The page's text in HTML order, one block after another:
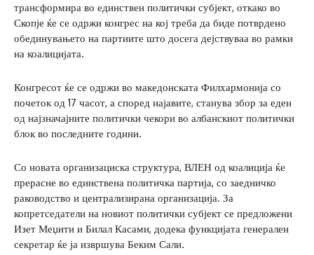
трансформира во единствен политички субјект, откако во
Скопје ќе се одржи конгрес на кој треба да биде потврдено
обединувањето на партиите што досега дејствуваа во рамки
на коалицијата.
Конгресот ќе се одржи во македонската Филхармонија со
почеток од 17 часот, а според најавите, станува збор за еден
од најзначајните политички чекори во албанскиот политички
блок во последните години.
Со новата организациска структура, ВЛЕН од коалиција ќе
прерасне во единствена политичка партија, со заедничко
раководство и централизирана организација. За
копретседатели на новиот политички субјект се предложени
Изет Меџити и Билал Касами, додека функцијата генерален
секретар ќе ја извршува Беким Сали.